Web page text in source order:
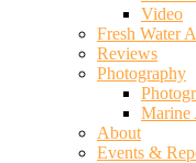
Video
Fresh Water
Reviews
Photography
Marine
About
Events &